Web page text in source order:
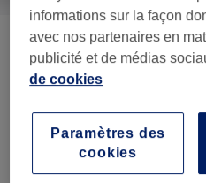
Soin Du Visage (6)
Beauté Du Regard (1)
informations sur la façon
avec nos partenaires en
publicité et de médias
de cookies
Paramètres des
cookies